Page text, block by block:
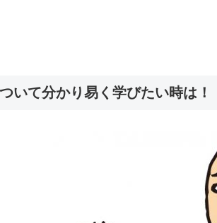
いて分かり易く学びたい時は！